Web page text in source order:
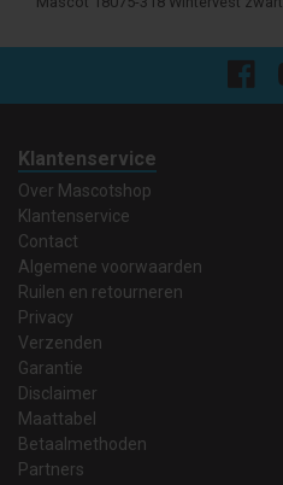
Klantenservice
Over Mascotshop
Klantenservice
Contact
Algemene voorwaarden
Ruilen en retourneren
Privacy
Verzenden
Garantie
Disclaimer
Maattabel
Betaalmethoden
Partners